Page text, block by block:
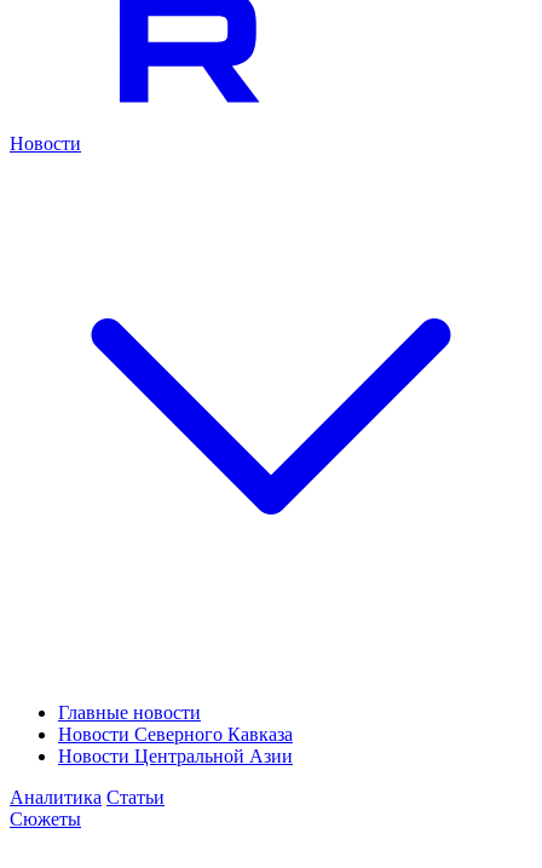
Новости
Главные новости
Новости Северного Кавказа
Новости Центральной Азии
Аналитика Статьи
Сюжеты